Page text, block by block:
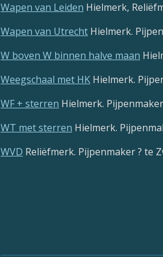
Wapen van Leiden Hielmerk,
Wapen van Utrecht Hielmerk.
W boven W binnen halve maan
Weegschaal met HK Hielmerk.
WF + sterren Hielmerk.
WT met sterren Hielmerk.
WVD Reliëfmerk. Pijpenmaker ? te